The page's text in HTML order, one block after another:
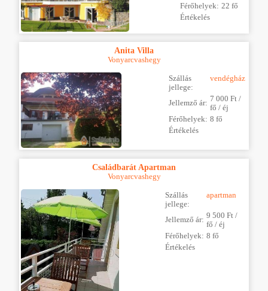
Férőhelyek: 22 fő
Értékelés
Anita Villa
Vonyarcvashegy
Szállás
jellege:
vendégház
Jellemző ár: 7 000 Ft /
fő / éj
Férőhelyek: 8 fő
Értékelés
Családbarát Apartman
Vonyarcvashegy
Szállás
jellege:
apartman
Jellemző ár: 9 500 Ft /
fő / éj
Férőhelyek: 8 fő
Értékelés